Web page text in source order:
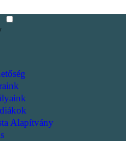
Alapítvány